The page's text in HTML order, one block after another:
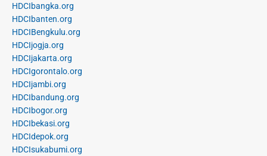
HDCIbangka.org
HDCIbanten.org
HDCIBengkulu.org
HDCIjogja.org
HDCIjakarta.org
HDCIgorontalo.org
HDCIjambi.org
HDCIbandung.org
HDCIbogor.org
HDCIbekasi.org
HDCIdepok.org
HDCIsukabumi.org